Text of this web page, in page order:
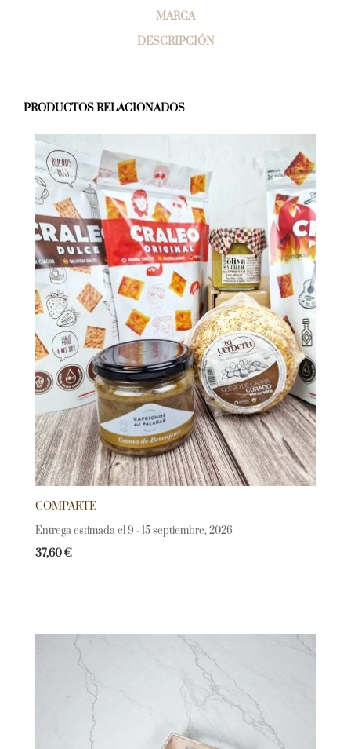
MARCA
DESCRIPCIÓN
PRODUCTOS RELACIONADOS
COMPARTE
Entrega estimada el 9 - 15 septiembre, 2026
37,60€